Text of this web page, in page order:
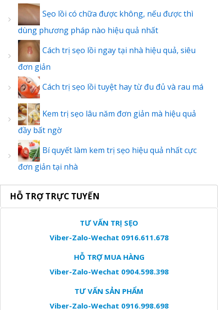
Sẹo lồi có chữa được không, nếu được thì
dùng phương pháp nào hiệu quả nhất
Cách trị sẹo lồi ngay tại nhà hiệu quả, siêu
đơn giản
Cách trị sẹo lồi tuyệt hay từ đu đủ và rau má
Kem trị sẹo lâu năm đơn giản mà hiệu quả
đầy bất ngờ
Bí quyết làm kem trị sẹo hiệu quả nhất cực
đơn giản tại nhà
HỖ TRỢ TRỰC TUYẾN
TƯ VẤN TRỊ SẸO
Viber-Zalo-Wechat 0916.611.678
HỖ TRỢ MUA HÀNG
Viber-Zalo-Wechat 0904.598.398
TƯ VẤN SẢN PHẨM
Viber-Zalo-Wechat 0916.998.698